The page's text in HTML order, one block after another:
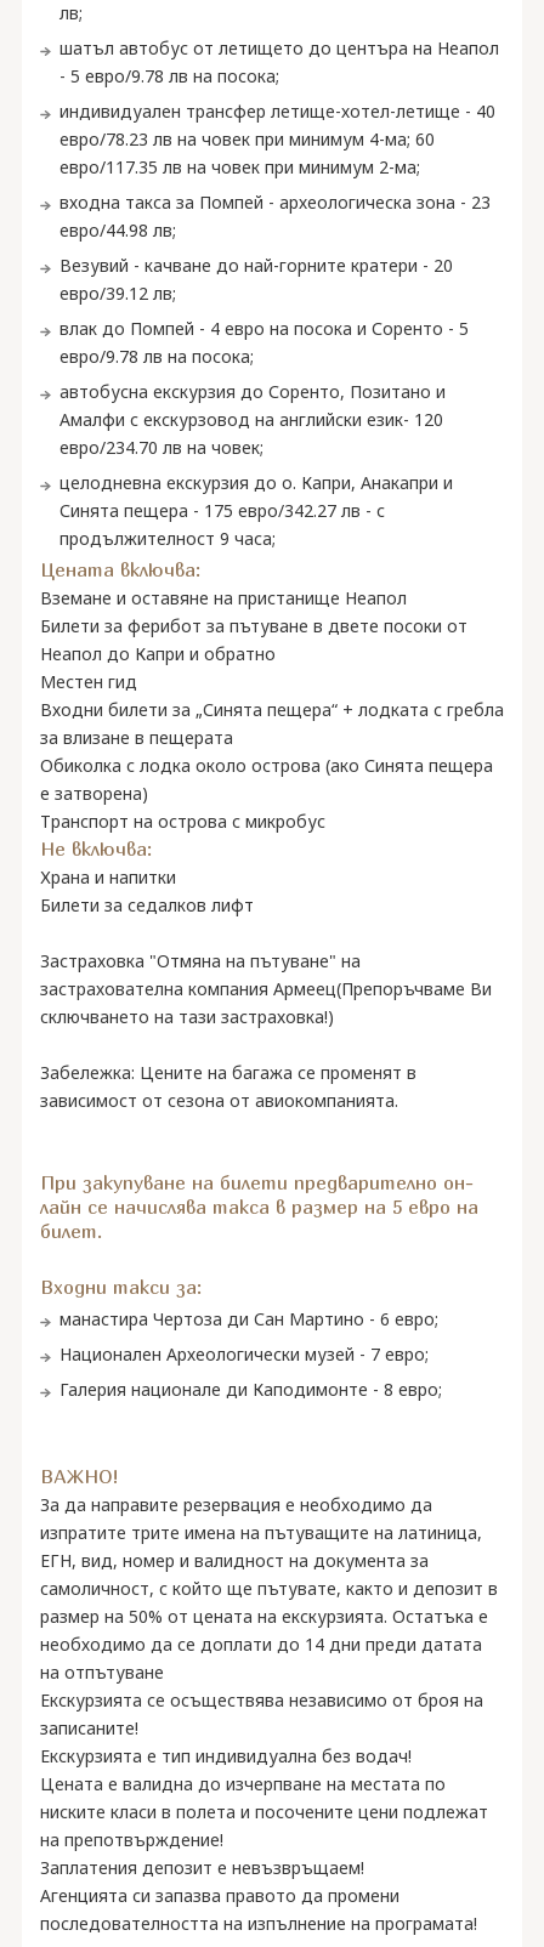
лв;
шатъл автобус от летището до центъра на Неапол
- 5 евро/9.78 лв на посока;
индивидуален трансфер летище-хотел-летище - 40
евро/78.23 лв на човек при минимум 4-ма; 60
евро/117.35 лв на човек при минимум 2-ма;
входна такса за Помпей - археологическа зона - 23
евро/44.98 лв;
Везувий - качване до най-горните кратери - 20
евро/39.12 лв;
влак до Помпей - 4 евро на посока и Соренто - 5
евро/9.78 лв на посока;
автобусна екскурзия до Соренто, Позитано и
Амалфи с екскурзовод на английски език- 120
евро/234.70 лв на човек;
целодневна екскурзия до о. Капри, Анакапри и
Синята пещера - 175 евро/342.27 лв - с
продължителност 9 часа;
Цената включва:
Вземане и оставяне на пристанище Неапол
Билети за ферибот за пътуване в двете посоки от
Неапол до Капри и обратно
Местен гид
Входни билети за „Синята пещера“ + лодката с гребла
за влизане в пещерата
Обиколка с лодка около острова (ако Синята пещера
е затворена)
Транспорт на острова с микробус
Не включва:
Храна и напитки
Билети за седалков лифт
Застраховка "Отмяна на пътуване" на
застрахователна компания Армеец(Препоръчваме Ви
сключването на тази застраховка!)
Забележка: Цените на багажа се променят в
зависимост от сезона от авиокомпанията.
При закупуване на билети предварително он-
лайн се начислява такса в размер на 5 евро на
билет.
Входни такси за:
манастира Чертоза ди Сан Мартино - 6 евро;
Национален Археологически музей - 7 евро;
Галерия национале ди Каподимонте - 8 евро;
ВАЖНО!
За да направите резервация е необходимо да
изпратите трите имена на пътуващите на латиница,
ЕГН, вид, номер и валидност на документа за
самоличност, с който ще пътувате, както и депозит в
размер на 50% oт цената на екскурзията. Остатъка е
необходимо да се доплати до 14 дни преди датата
на отпътуване
Екскурзията се осъществява независимо от броя на
записаните!
Екскурзията е тип индивидуална без водач!
Цената е валидна до изчерпване на местата по
ниските класи в полета и посочените цени подлежат
на препотвърждение!
Заплатения депозит е невъзвръщаем!
Агенцията си запазва правото да промени
последователността на изпълнение на програмата!